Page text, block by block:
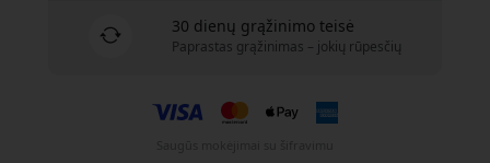
30 dienų grąžinimo teisė
Paprastas grąžinimas – jokių rūpesčių